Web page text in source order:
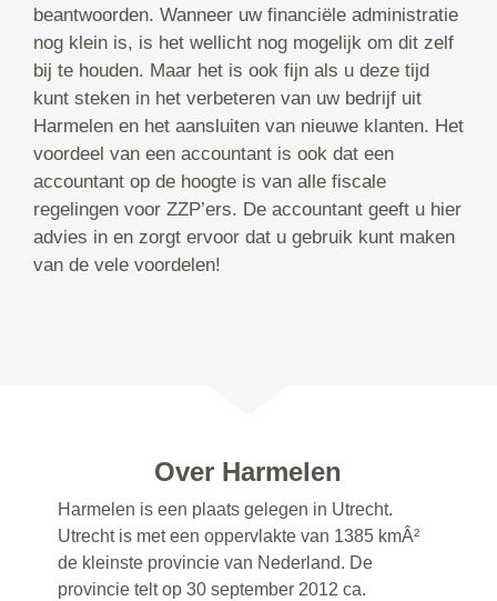
beantwoorden. Wanneer uw financiële administratie
nog klein is, is het wellicht nog mogelijk om dit zelf
bij te houden. Maar het is ook fijn als u deze tijd
kunt steken in het verbeteren van uw bedrijf uit
Harmelen en het aansluiten van nieuwe klanten. Het
voordeel van een accountant is ook dat een
accountant op de hoogte is van alle fiscale
regelingen voor ZZP’ers. De accountant geeft u hier
advies in en zorgt ervoor dat u gebruik kunt maken
van de vele voordelen!
Over Harmelen
Harmelen is een plaats gelegen in Utrecht.
Utrecht is met een oppervlakte van 1385 kmÂ²
de kleinste provincie van Nederland. De
provincie telt op 30 september 2012 ca.